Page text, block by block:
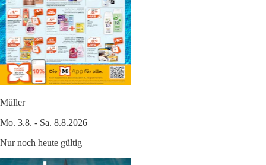
Müller
Mo. 3.8. - Sa. 8.8.2026
Nur noch heute gültig